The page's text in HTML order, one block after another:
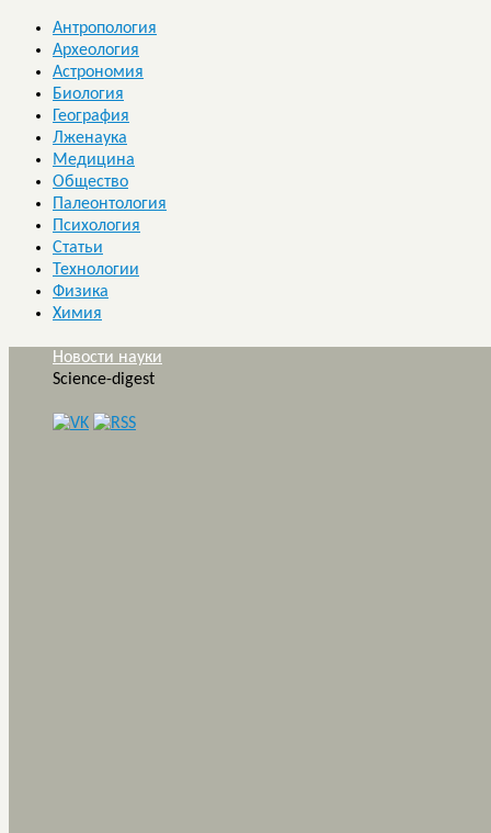
Антропология
Археология
Астрономия
Биология
География
Лженаука
Медицина
Общество
Палеонтология
Психология
Статьи
Технологии
Физика
Химия
Новости науки
Science-digest